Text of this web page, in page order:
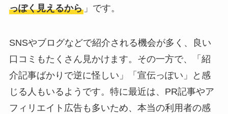
っぽく見えるから」です。
SNSやブログなどで紹介される機会が多く、良い
口コミもたくさん見かけます。その一方で、「紹
介記事ばかりで逆に怪しい」「宣伝っぽい」と感
じる人もいるようです。特に最近は、PR記事やア
フィリエイト広告も多いため、本当の利用者の感